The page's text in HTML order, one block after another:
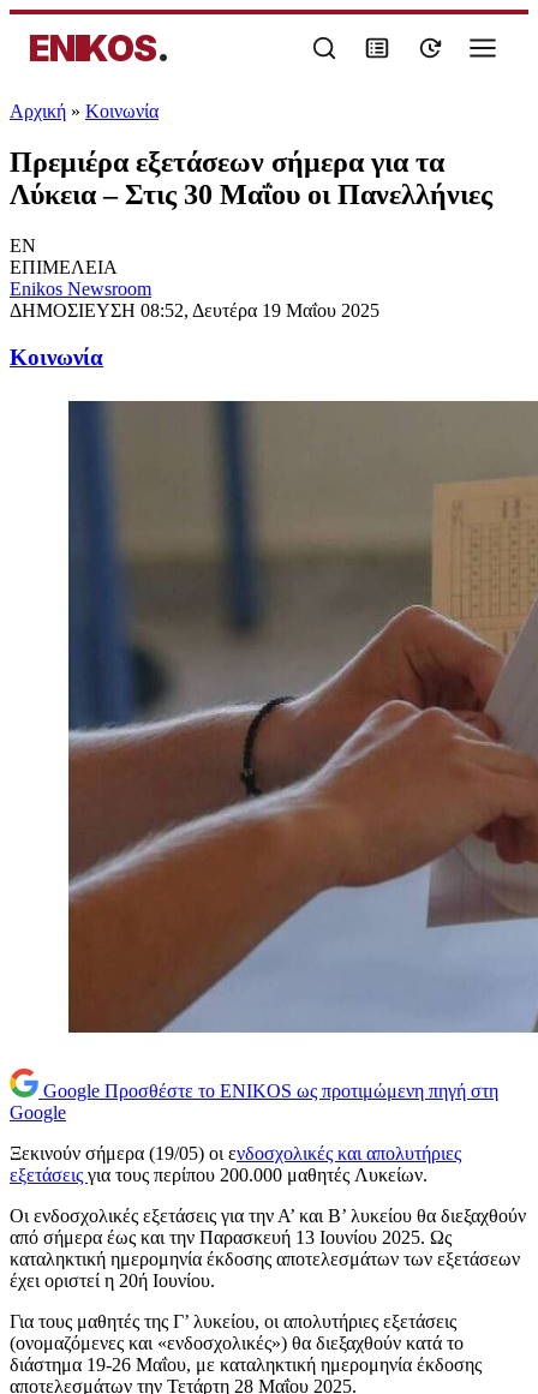
ENIKOS.
Αρχική » Κοινωνία
Πρεμιέρα εξετάσεων σήμερα για τα
Λύκεια – Στις 30 Μαΐου οι Πανελλήνιες
EN
ΕΠΙΜΕΛΕΙΑ
Enikos Newsroom
ΔΗΜΟΣΙΕΥΣΗ 08:52, Δευτέρα 19 Μαΐου 2025
Κοινωνία
Google Προσθέστε το ENIKOS ως προτιμώμενη πηγή στη
Google
Ξεκινούν σήμερα (19/05) οι ενδοσχολικές και απολυτήριες
εξετάσεις για τους περίπου 200.000 μαθητές Λυκείων.
Οι ενδοσχολικές εξετάσεις για την Α’ και Β’ λυκείου θα διεξαχθούν
από σήμερα έως και την Παρασκευή 13 Ιουνίου 2025. Ως
καταληκτική ημερομηνία έκδοσης αποτελεσμάτων των εξετάσεων
έχει οριστεί η 20ή Ιουνίου.
Για τους μαθητές της Γ’ λυκείου, οι απολυτήριες εξετάσεις
(ονομαζόμενες και «ενδοσχολικές») θα διεξαχθούν κατά το
διάστημα 19-26 Μαΐου, με καταληκτική ημερομηνία έκδοσης
αποτελεσμάτων την Τετάρτη 28 Μαΐου 2025.